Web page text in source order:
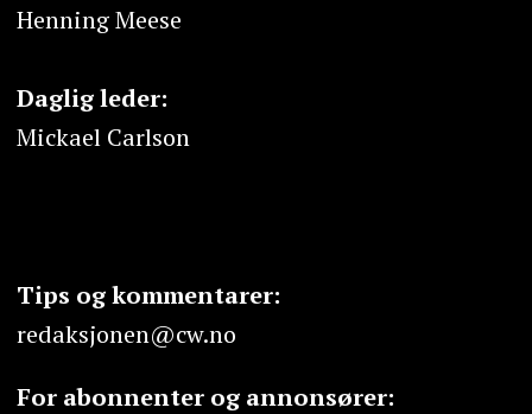
Henning Meese
Daglig leder:
Mickael Carlson
Tips og kommentarer:
redaksjonen@cw.no
For abonnenter og annonsører: